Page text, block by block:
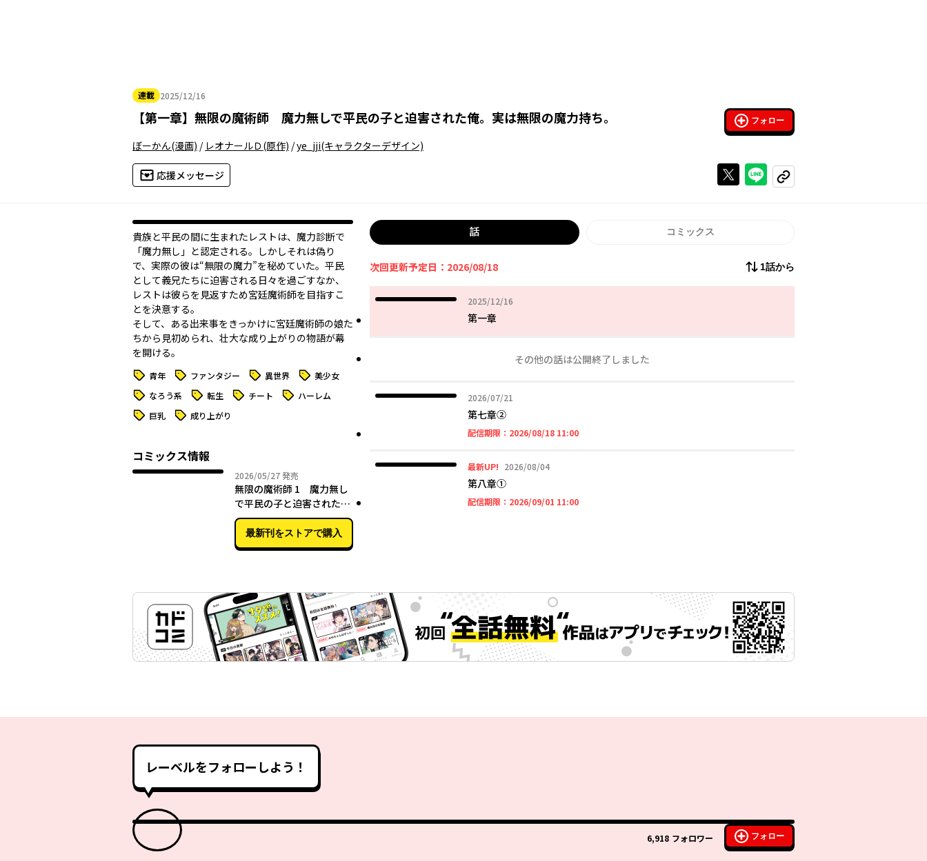
連載 2025/12/16
2025年12月16日
【第一章】 無限の魔術師 魔力無しで平民の子と迫害された俺。実は無限の魔力持ち。 フォロー
ぼーかん(漫画) / レオナールＤ(原作) /ye_jji(キャラクターデザイン)
応援メッセージ Xで投稿するラインでシェアする
コピーする
貴族と平民の間に生まれたレストは、魔力診断で
「魔力無し」と認定される。しかしそれは偽り
で、実際の彼は“無限の魔力”を秘めていた。平民
として義兄たちに迫害される日々を過ごすなか、
レストは彼らを見返すため宮廷魔術師を目指すこ
とを決意する。
そして、ある出来事をきっかけに宮廷魔術師の娘た
ちから見初められ、壮大な成り上がりの物語が幕
を開ける。
タグ 青年 タグ ファンタジー タグ 異世界 タグ 美少女
タグ なろう系 タグ 転生 タグ チート タグ ハーレム
タグ 巨乳 タグ 成り上がり
コミックス情報
2026/05/272026年05月27日
発売
無限の魔術師 1 魔力無し
で平民の子と迫害された
俺。実は無限の魔力持ち。
最新刊をストアで購入
話 コミックス
次回更新予定日：2026/08/18 1話から
2025/12/16
2025年12月16日
第一章
その他の話は公開終了しました
2026/07/21
2026年07月21日
第七章②
配信期限： 2026/08/18 11:002026年08月18日 11時00分
最新UP! 2026/08/04
2026年08月04日
第八章①
配信期限： 2026/09/01 11:002026年09月01日 11時00分
レーベルをフォローしよう！
6,918 フォロワー フォロー